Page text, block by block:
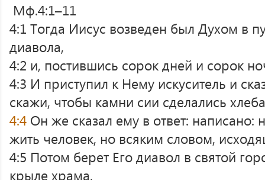
Мф.4:1–11
4:1 Тогда Иисус возведен был Духом в
диавола,
4:2 и, постившись сорок дней и сорок
4:3 И приступил к Нему искуситель и
скажи, чтобы камни сии сделались
4:4 Он же сказал ему в ответ: написано:
жить человек, но всяким словом,
4:5 Потом берет Его диавол в святой
крыле храма,